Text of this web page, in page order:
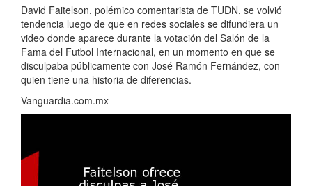
David Faitelson, polémico comentarista de TUDN, se volvió
tendencia luego de que en redes sociales se difundiera un
video donde aparece durante la votación del Salón de la
Fama del Futbol Internacional, en un momento en que se
disculpaba públicamente con José Ramón Fernández, con
quien tiene una historia de diferencias.
Vanguardia.com.mx